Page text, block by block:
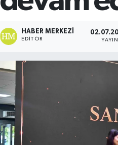
HABER MERKEZI
EDITÖR